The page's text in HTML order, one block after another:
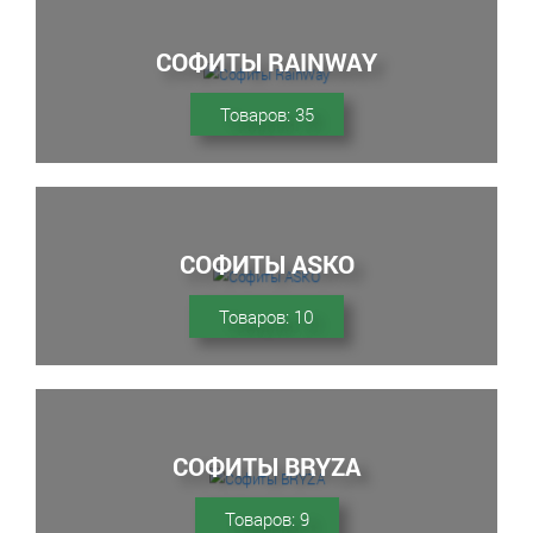
СОФИТЫ RAINWAY
Товаров: 35
СОФИТЫ ASKO
Товаров: 10
СОФИТЫ BRYZA
Товаров: 9